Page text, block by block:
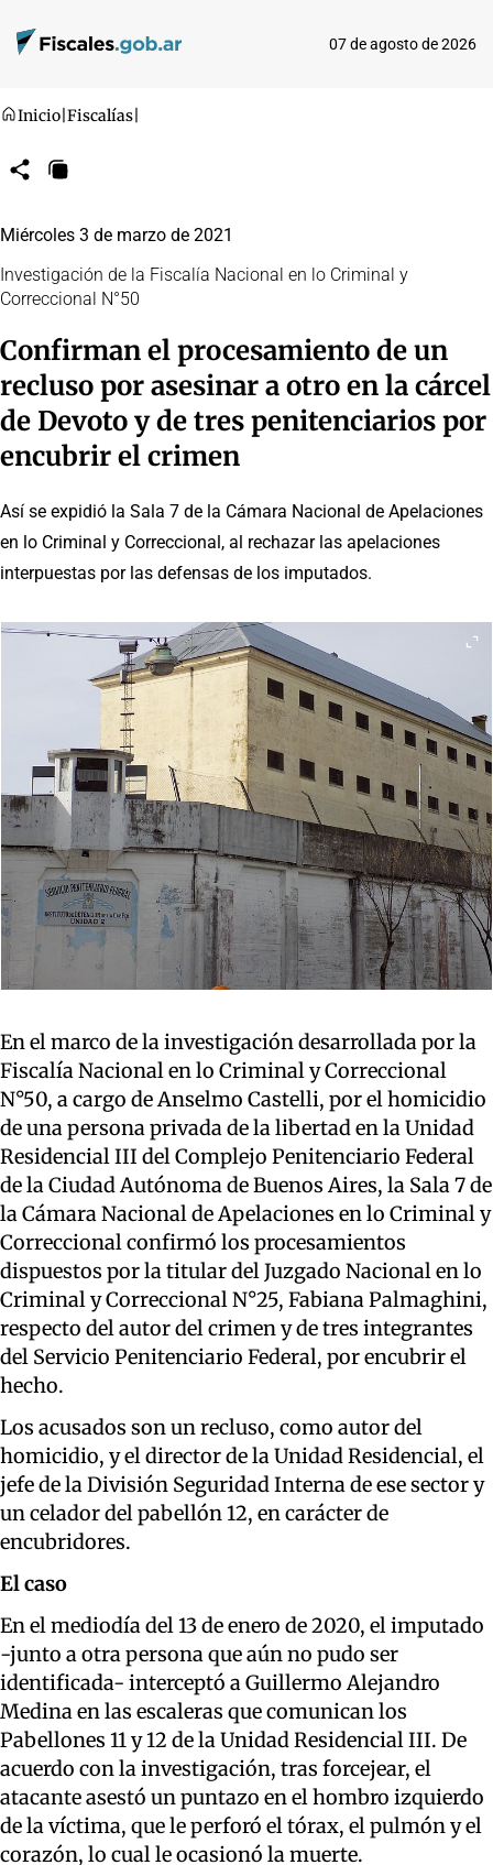
07 de agosto de 2026
Inicio Fiscalías
CompartirCopiar
Miércoles 3 de marzo de 2021
Investigación de la Fiscalía Nacional en lo Criminal y
Correccional N°50
Confirman el procesamiento de un
recluso por asesinar a otro en la cárcel
de Devoto y de tres penitenciarios por
encubrir el crimen
Así se expidió la Sala 7 de la Cámara Nacional de Apelaciones
en lo Criminal y Correccional, al rechazar las apelaciones
interpuestas por las defensas de los imputados.
En el marco de la investigación desarrollada por la
Fiscalía Nacional en lo Criminal y Correccional
N°50, a cargo de Anselmo Castelli, por el homicidio
de una persona privada de la libertad en la Unidad
Residencial III del Complejo Penitenciario Federal
de la Ciudad Autónoma de Buenos Aires, la Sala 7 de
la Cámara Nacional de Apelaciones en lo Criminal y
Correccional confirmó los procesamientos
dispuestos por la titular del Juzgado Nacional en lo
Criminal y Correccional N°25, Fabiana Palmaghini,
respecto del autor del crimen y de tres integrantes
del Servicio Penitenciario Federal, por encubrir el
hecho.
Los acusados son un recluso, como autor del
homicidio, y el director de la Unidad Residencial, el
jefe de la División Seguridad Interna de ese sector y
un celador del pabellón 12, en carácter de
encubridores.
El caso
En el mediodía del 13 de enero de 2020, el imputado
-junto a otra persona que aún no pudo ser
identificada- interceptó a Guillermo Alejandro
Medina en las escaleras que comunican los
Pabellones 11 y 12 de la Unidad Residencial III. De
acuerdo con la investigación, tras forcejear, el
atacante asestó un puntazo en el hombro izquierdo
de la víctima, que le perforó el tórax, el pulmón y el
corazón, lo cual le ocasionó la muerte.